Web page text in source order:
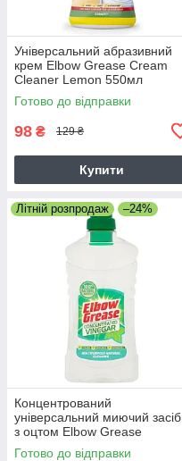
Універсальний абразивний
крем Elbow Grease Cream
Cleaner Lemon 550мл
Готово до відправки
98 ₴ 129 ₴
Купити
Літній розпродаж –24%
Концентрований
універсальний миючий засіб
з оцтом Elbow Grease
Concentrated Vinegar 750 мл
Готово до відправки